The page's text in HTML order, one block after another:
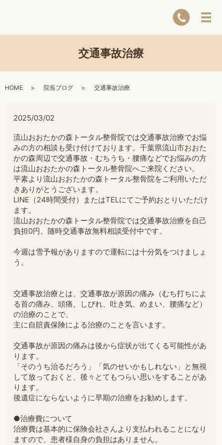
交通事故治療
HOME 院長ブログ 交通事故治療
2025/03/02
流山おおたかの森トータル整骨院では交通事故治療でお悩
みの方の相談も受け付けております。千葉県流山市おおた
かの森周辺で交通事故・むちうち・腰痛などでお悩みの方
は流山おおたかの森トータル整骨院へご来院ください。
平素より流山おおたかの森トータル整骨院をご利用いただ
きありがとうございます。
LINE（24時間受付）またはTELにてご予約おとりいただけ
ます。
流山おおたかの森トータル整骨院では交通事故治療を自己
負担0円。随時交通事故無料相談受付中です。
今週は雪予報がありますので運転には十分気をつけましょ
う。
交通事故治療とは、交通事故が原因の痛み（むち打ちによ
る首の痛み、頭痛、しびれ、吐き気、めまい、腰痛など）
の治療のことで、
主に自賠責保険による治療のことを言います。
交通事故が原因の痛みは後から症状が出てくる可能性があ
ります。
「そのうち治るだろう」「気のせいかもしれない」と無視
して放っておくと、後々とてもつらい思いをすることがあ
ります。
後遺症にならないように早期の治療をお勧めします。
●治療費について
治療費は基本的に保険会社さんより支払われることになり
ますので、患者様自身の負担はありません。